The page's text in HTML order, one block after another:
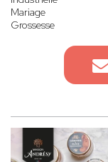
Mariage
Grossesse